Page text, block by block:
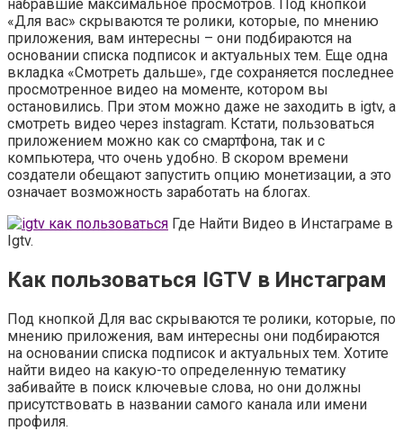
набравшие максимальное просмотров. Под кнопкой
«Для вас» скрываются те ролики, которые, по мнению
приложения, вам интересны – они подбираются на
основании списка подписок и актуальных тем. Еще одна
вкладка «Смотреть дальше», где сохраняется последнее
просмотренное видео на моменте, котором вы
остановились. При этом можно даже не заходить в igtv, а
смотреть видео через instagram. Кстати, пользоваться
приложением можно как со смартфона, так и с
компьютера, что очень удобно. В скором времени
создатели обещают запустить опцию монетизации, а это
означает возможность заработать на блогах.
Где Найти Видео в Инстаграме в
Igtv.
Как пользоваться IGTV в Инстаграм
Под кнопкой Для вас скрываются те ролики, которые, по
мнению приложения, вам интересны они подбираются
на основании списка подписок и актуальных тем. Хотите
найти видео на какую-то определенную тематику
забивайте в поиск ключевые слова, но они должны
присутствовать в названии самого канала или имени
профиля.